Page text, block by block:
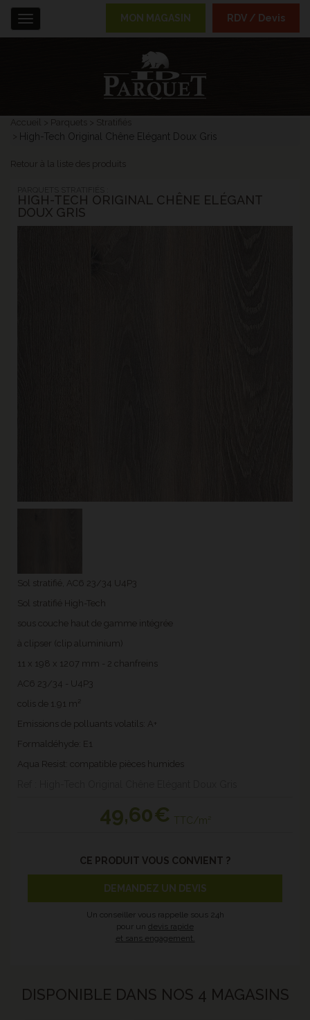
Accueil Parquets Stratifiés
High-Tech Original Chêne Elégant Doux Gris
Retour à la liste des produits
HIGH-TECH ORIGINAL CHÊNE ELÉGANT
DOUX GRIS
Sol stratifié, AC6 23/34 U4P3
Sol stratifié High-Tech
sous couche haut de gamme intégrée
à clipser (clip aluminium)
11 x 198 x 1207 mm - 2 chanfreins
AC6 23/34 - U4P3
colis de 1.91 m²
Emissions de polluants volatils: A+
Formaldéhyde: E1
Aqua Resist: compatible pièces humides
49,60€ TTC/m²
CE PRODUIT VOUS CONVIENT ?
DEMANDEZ UN DEVIS
Un conseiller vous rappelle sous 24h
pour un devis rapide
et sans engagement.
DISPONIBLE DANS NOS 4 MAGASINS
Menu MON MAGASIN RDV / Devis